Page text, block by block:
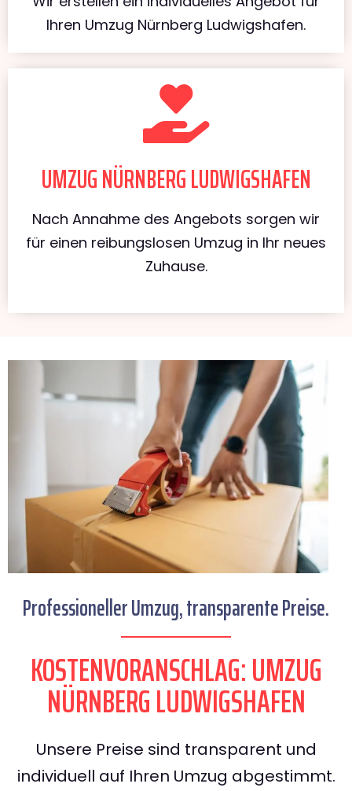
Ihren Umzug Nürnberg Ludwigshafen.
UMZUG NÜRNBERG LUDWIGSHAFEN
Nach Annahme des Angebots sorgen wir
für einen reibungslosen Umzug in Ihr neues
Zuhause.
Professioneller Umzug, transparente Preise.
KOSTENVORANSCHLAG: UMZUG
NÜRNBERG LUDWIGSHAFEN
Unsere Preise sind transparent und
individuell auf Ihren Umzug abgestimmt.